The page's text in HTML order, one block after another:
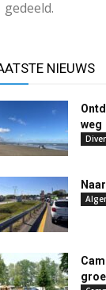
gedeeld.
NIEUWS
weg